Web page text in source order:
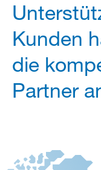
Kunden
die
Partner